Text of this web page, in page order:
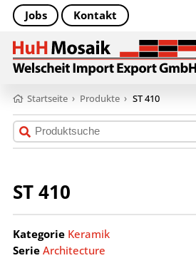
Jobs Kontakt
Startseite › Produkte › ST 410
ST 410
Kategorie Keramik
Serie Architecture